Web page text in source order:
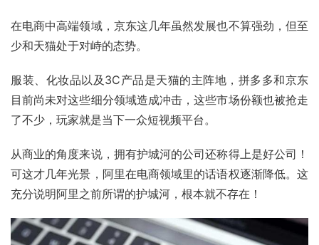
在电商中高端领域，京东这几年虽然发展也不算强劲，但至
少和天猫处于对峙的态势。
服装、化妆品以及3C产品是天猫的主阵地，拼多多和京东
目前尚未对这些细分领域造成冲击，这些市场份额也被抢走
了不少，玩家就是当下一众短视频平台。
从商业的角度来说，拥有护城河的公司还称得上是好公司！
可这才几年光景，阿里在电商领域里的话语权逐渐降低。这
充分说明阿里之前所谓的护城河，根本就不存在！